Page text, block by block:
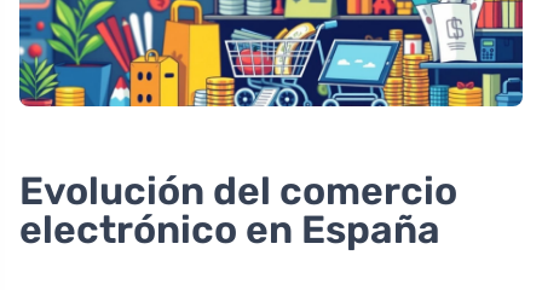
Evolución del comercio
electrónico en España